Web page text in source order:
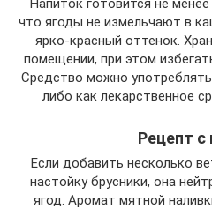
Напиток готовится не
что ягоды не измельчают в
ярко-красный оттенок.
помещении, при этом
Средство можно
либо как лекарственное
Рецепт с
Если добавить несколько
настойку брусники, она
ягод. Аромат мятной